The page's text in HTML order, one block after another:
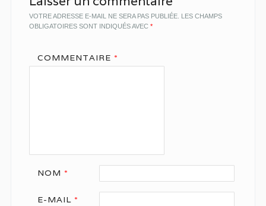
VOTRE ADRESSE E-MAIL NE SERA PAS PUBLIÉE. LES CHAMPS
OBLIGATOIRES SONT INDIQUÉS AVEC *
COMMENTAIRE *
NOM *
E-MAIL *